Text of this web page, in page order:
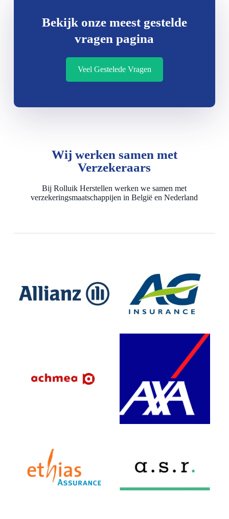
Bekijk onze meest gestelde
vragen pagina
Veel Gestelede Vragen
Wij werken samen met
Verzekeraars
Bij Rolluik Herstellen werken we samen met
verzekeringsmaatschappijen in België en Nederland